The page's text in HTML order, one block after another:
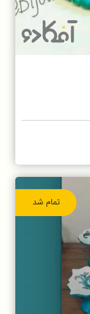
تمام شد